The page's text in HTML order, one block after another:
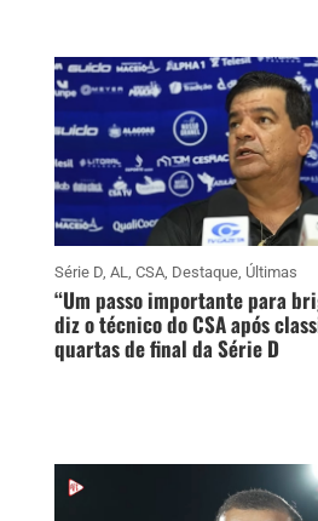
Série D, AL, CSA, Destaque, Últimas
“Um passo importante para
diz o técnico do CSA após
quartas de final da Série D